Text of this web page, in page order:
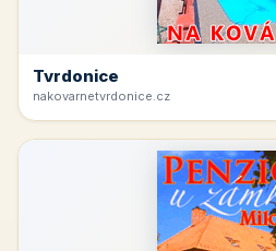
Tvrdonice
nakovarnetvrdonice.cz